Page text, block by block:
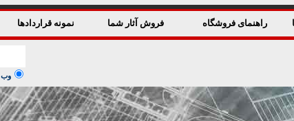
راهنمای فروشگاه فروش آثار شما نمونه قراردادها
وب